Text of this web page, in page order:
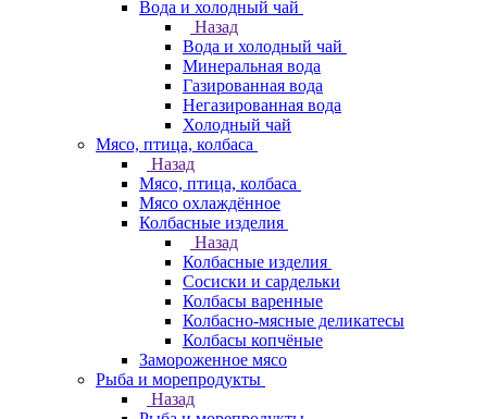
Вода и холодный чай
Назад
Вода и холодный чай
Минеральная вода
Газированная вода
Негазированная вода
Холодный чай
Мясо, птица, колбаса
Назад
Мясо, птица, колбаса
Мясо охлаждённое
Колбасные изделия
Назад
Колбасные изделия
Сосиски и сардельки
Колбасы варенные
Колбасно-мясные деликатесы
Колбасы копчёные
Замороженное мясо
Рыба и морепродукты
Назад